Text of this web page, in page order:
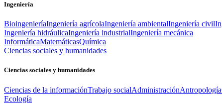
Ingeniería
BioingenieríaIngeniería agrícolaIngeniería ambientalIngeniería civil
Ingeniería hidráulicaIngeniería industrialIngeniería mecánica
InformáticaMatemáticasQuímica
Ciencias sociales y humanidades
Ciencias sociales y humanidades
Ciencias de la informaciónTrabajo socialAdministraciónAntropología
Ecología